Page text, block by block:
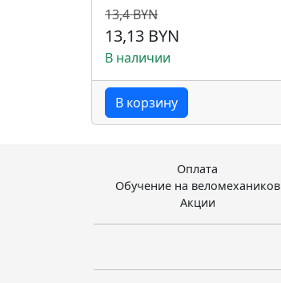
13,4 BYN
13,13 BYN
В наличии
В корзину
Оплата
Обучение на веломехаников
Акции